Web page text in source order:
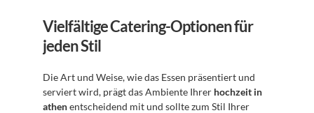
Vielfältige Catering-Optionen für
jeden Stil
Die Art und Weise, wie das Essen präsentiert und
serviert wird, prägt das Ambiente Ihrer hochzeit in
athen entscheidend mit und sollte zum Stil Ihrer